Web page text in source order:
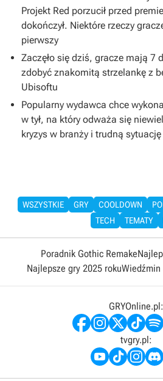
Projekt Red porzucił przed
dokończył. Niektóre rzeczy
pierwszy
Zaczęło się dziś, gracze mają 7
zdobyć znakomitą strzelankę z
Ubisoftu
Popularny wydawca chce
w tył, na który odważa się
kryzys w branży i trudną
WSZYSTKIE GRY COOLDOWN
TECH
TEMATY
Poradnik Gothic Remake
Najlepsze gry 2025 rokuWiedźmin
GRYOnline.pl:
tvgry.pl: